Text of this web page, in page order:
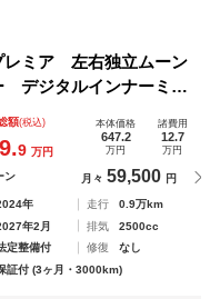
ミア 左右独立ムーン
デジタルインナーミラ
ーフティセンス ブラ
ア シートエアコン パ
額(税込)
9 万円
本体価格
647.2
万円
諸費用
12.7
万円
ン 月々 59,500 円
年 走行
0.9万km
年2月 排気
2500cc
定整備付 修復
なし
証付 (3ヶ月・3000km)